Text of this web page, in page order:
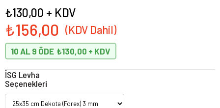
₺156,00
₺130,00 + KDV
10 AL 9 ÖDE ₺130,00
İSG Levha
Seçenekleri